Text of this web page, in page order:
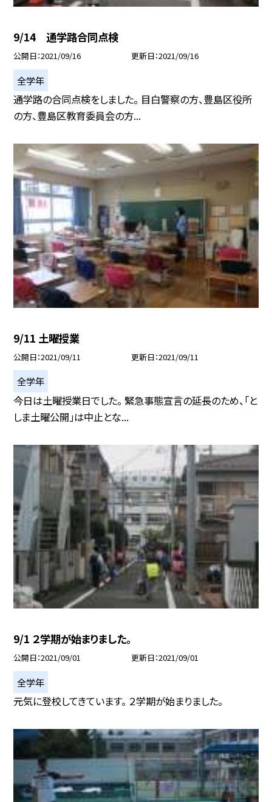
9/14 通学路合同点検
公開日 2021/09/16 更新日 2021/09/16
全学年
通学路の合同点検をしました。 目白警察の方、豊島区役所
の方、豊島区教育委員会の方...
9/11 土曜授業
公開日 2021/09/11 更新日 2021/09/11
全学年
今日は土曜授業日でした。 緊急事態宣言の延長のため、「と
しま土曜公開」は中止とな...
9/1 ２学期が始まりました。
公開日 2021/09/01 更新日 2021/09/01
全学年
元気に登校してきています。 ２学期が始まりました。